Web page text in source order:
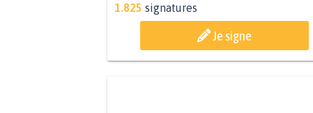
1.825 signatures
Je signe